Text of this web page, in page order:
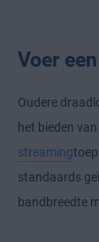
Voer
Oudere
het bieden
streaming
standaards
bandbreedte